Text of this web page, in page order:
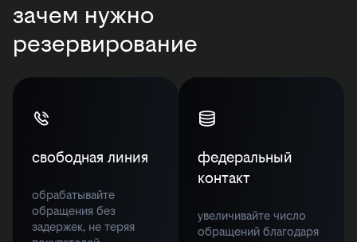
зачем нужно
резервирование
свободная линия
обрабатывайте
обращения без
задержек, не теряя
федеральный
контакт
увеличивайте число
обращений благодаря